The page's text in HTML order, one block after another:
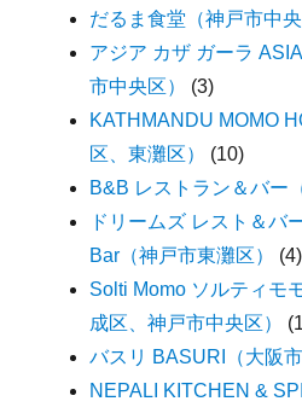
だるま食堂（神戸市中央
アジア カザ ガーラ
市中央区）
(3)
KATHMANDU MOMO
区、東灘区）
(10)
B&B レストラン＆バー
ドリームズ レスト＆バ
Bar（神戸市東灘区）
(4)
Solti Momo ソルティモ
成区、神戸市中央区）
バスリ BASURI（大阪市
NEPALI KITCHEN &